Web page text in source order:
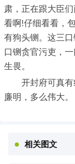
肃，正在跟大臣
看啊!仔细看看，
有狗头铡。这三
口铡贪官污吏，
生畏。
开封府可真有
廉明，多么伟大。
相关图文